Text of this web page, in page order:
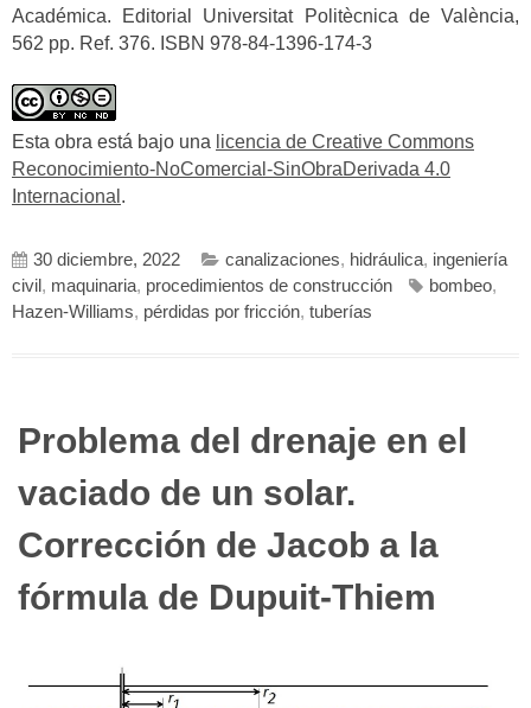
Académica. Editorial Universitat Politècnica de València,
562 pp. Ref. 376. ISBN 978-84-1396-174-3
Esta obra está bajo una licencia de Creative Commons
Reconocimiento-NoComercial-SinObraDerivada 4.0
Internacional .
30 diciembre, 2022 canalizaciones, hidráulica, ingeniería
civil, maquinaria, procedimientos de construcción bombeo,
Hazen-Williams, pérdidas por fricción, tuberías
Problema del drenaje en el
vaciado de un solar.
Corrección de Jacob a la
fórmula de Dupuit-Thiem